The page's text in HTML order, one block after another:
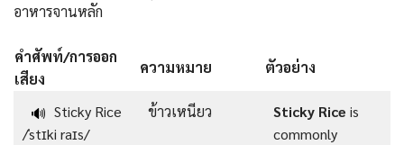
อาหารจานหลัก
คำศัพท์/การออก
เสียง
ความหมาย ตัวอย่าง
🔊 Sticky Rice
/ˈstɪki raɪs/
ข้าวเหนียว Sticky Rice is
commonly